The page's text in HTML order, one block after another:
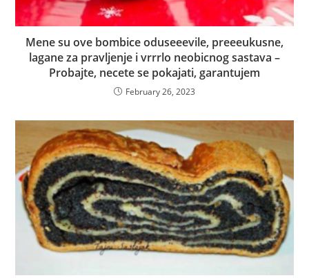
Mene su ove bombice oduseeevile, preeeukusne,
lagane za pravljenje i vrrrlo neobicnog sastava –
Probajte, necete se pokajati, garantujem
February 26, 2023